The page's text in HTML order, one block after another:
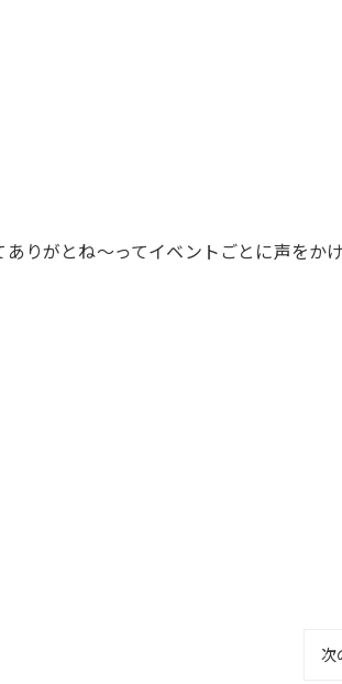
りがとね〜ってイベントごとに声をか
次